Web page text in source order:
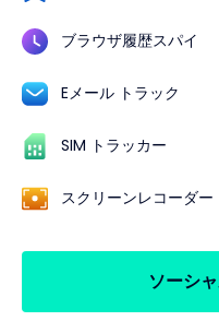
ブラウザ履歴スパイ
Eメール トラック
SIM トラッカー
スクリーンレコーダー
ソーシ